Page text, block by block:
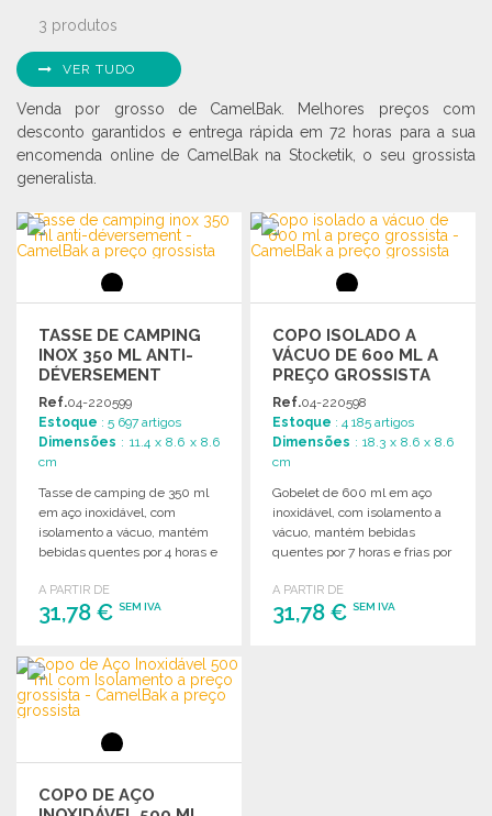
3 produtos
VER TUDO
Venda por grosso de CamelBak. Melhores preços com
desconto garantidos e entrega rápida em 72 horas para a sua
encomenda online de CamelBak na Stocketik, o seu grossista
generalista.
TASSE DE CAMPING
INOX 350 ML ANTI-
DÉVERSEMENT
Ref.04-220599
Estoque : 5 697 artigos
Dimensões : 11.4 x 8.6 x 8.6
cm
Tasse de camping de 350 ml
em aço inoxidável, com
isolamento a vácuo, mantém
bebidas quentes por 4 horas e
A PARTIR DE
31,78 € SEM IVA
ENCOMENDAR
Solicitar um orçamento
COPO ISOLADO A
VÁCUO DE 600 ML A
PREÇO GROSSISTA
Ref.04-220598
Estoque : 4 185 artigos
Dimensões : 18.3 x 8.6 x 8.6
cm
Gobelet de 600 ml em aço
inoxidável, com isolamento a
vácuo, mantém bebidas
quentes por 7 horas e frias por
A PARTIR DE
31,78 €SEM IVA
COPO DE AÇO